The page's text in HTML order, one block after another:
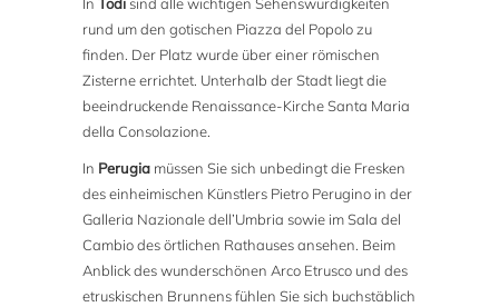
InTodi sind alle wichtigen Sehenswürdigkeiten
rund um den gotischen Piazza del Popolo zu
finden. Der Platz wurde über einer römischen
Zisterne errichtet. Unterhalb der Stadt liegt die
beeindruckende Renaissance-Kirche Santa Maria
della Consolazione.
In Perugia müssen Sie sich unbedingt die Fresken
des einheimischen Künstlers Pietro Perugino in der
Galleria Nazionale dell’Umbria sowie im Sala del
Cambio des örtlichen Rathauses ansehen. Beim
Anblick des wunderschönen Arco Etrusco und des
etruskischen Brunnens fühlen Sie sich buchstäblich